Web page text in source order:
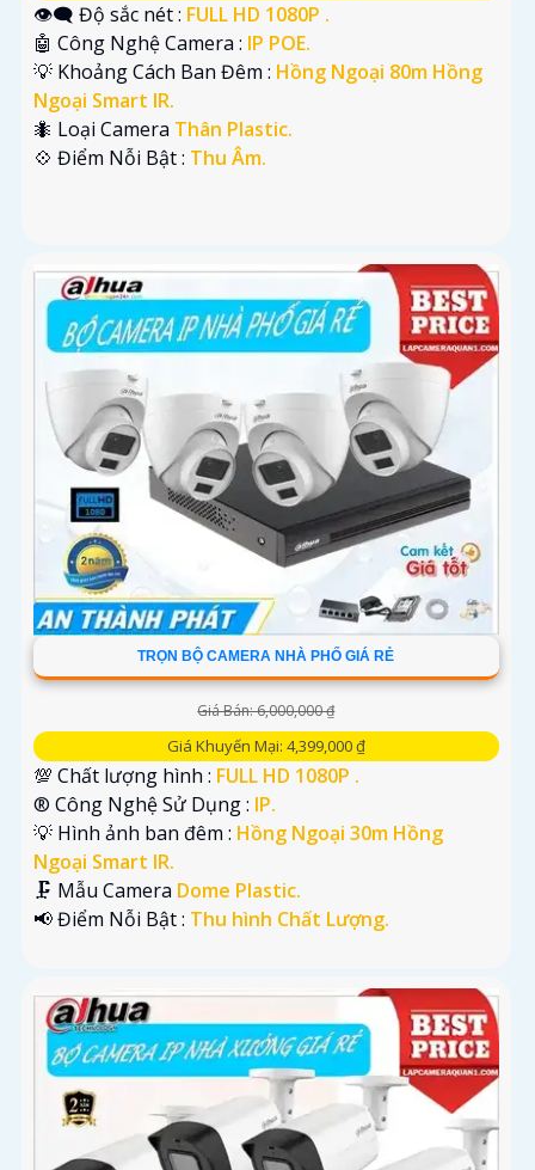
👁️‍🗨 Độ sắc nét : FULL HD 1080P .
🤖️ Công Nghệ Camera : IP POE.
💡 Khoảng Cách Ban Đêm : Hồng Ngoại 80m Hồng
Ngoại Smart IR.
🐜 Loại Camera Thân Plastic.
️💠 Điểm Nỗi Bật : Thu Âm.
TRỌN BỘ CAMERA NHÀ PHỐ GIÁ RẺ
Giá Bán: 6,000,000 ₫
Giá Khuyến Mại: 4,399,000 ₫
💯 Chất lượng hình : FULL HD 1080P .
®️ Công Nghệ Sử Dụng : IP.
💡 Hình ảnh ban đêm : Hồng Ngoại 30m Hồng
Ngoại Smart IR.
🗜️ Mẫu Camera Dome Plastic.
️📢 Điểm Nỗi Bật : Thu hình Chất Lượng.